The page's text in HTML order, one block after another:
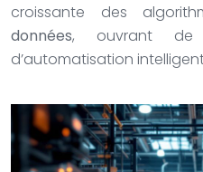
croissante des
données, ouvrant de
d’automatisation